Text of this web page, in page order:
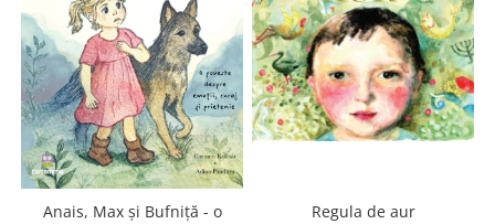
Anais, Max și Bufniță - o
Regula de aur